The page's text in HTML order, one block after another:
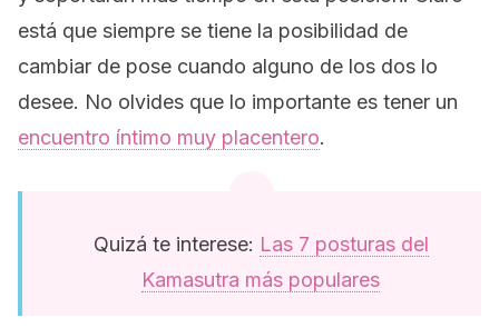
está que siempre se tiene la posibilidad de
cambiar de pose cuando alguno de los dos lo
desee. No olvides que lo importante es tener un
encuentro íntimo muy placentero.
Quizá te interese: Las 7 posturas del
Kamasutra más populares